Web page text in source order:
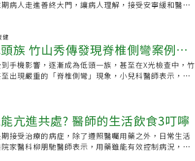
解什麼是好的臨終，才能在真正需要面對時，做出不
家中善終，而不必為了醫療資源而奔波醫院。醫療有
旅程「醫療是有限的，但愛與陪伴是無限的。」這是
。每一位病人與家屬，無論疾病或背景，都值得被尊
更多家醫科醫師的投入，讓安寧緩和走進社區、走進
醫療發展，並加強與國際間的交流合作。學會通過舉
師制度等，提升全民健康水準，並積極輔導教學醫院
民提供更貼心的醫療服務。官方網站｜更多文章【慢
匆忙，不吃早餐會影響血糖控制嗎？為什麼洗腎的人
方法？提供最接近病友真實疑問的慢病衛教資訊，與
到節慶的歡愉。何清幼提到，忠孝院區特色醫療，包
服務。多吃蔬果養生 足夠蛋白質少澱粉忙碌之餘，何
不可能的任務」，好比醫療工作也有許多不可能的任
有辦法解決。她每天運動，快走、桌球都難不倒，還
走就走的小旅行、一日城市散策、登山或國內外旅
紓壓。何清幼的養生之道，是多吃青菜和水果、攝取
北市立聯合醫院忠孝院區院長、忠孝院區家醫科專任
大學醫療機構管理研究所碩士、國立陽明醫學院（現
系醫學士● 經歷：北市聯醫林森中醫昆明院區院長、
部部長、家庭醫學科主任，台灣家庭醫學醫學會常務
眾身體不舒服時，常常不知道該找哪一科，找了專科
題館】名家專欄台灣家庭醫學醫學會台灣家庭醫學醫
究、專科醫師培訓與基層醫療發展，並加強與國際間
學術研討會、推動家庭醫師制度等，提升全民健康水
立家庭醫學科，為社區居民提供更貼心的醫療服務。
好日子】糖友早上出門太匆忙，不吃早餐會影響血糖
YouTube📍專屬訂閱>>慢病好日子電子報📍追蹤加入
粉絲團
斷和治療更快速精準，也避免可能的重複檢查和用藥
推動家庭醫學研究、專科醫師培訓與基層醫療發展，
。學會通過舉辦學術研討會、推動家庭醫師制度等，
輔導教學醫院設立家庭醫學科，為社區居民提供更貼
更多文章【慢病好日子】糖友早上出門太匆忙，不吃
看影音&gt;&gt;慢病好日子YouTube 📍專屬訂閱
📍追蹤加入&gt;&gt;慢病好日子-一起最愛問粉絲團
病人走進善終大門，讓病人理解，接受安寧緩和醫療
時，幾度紅了眼眶。蔡兆勳說，有一對老夫妻都是家
同家人，幾年前老先生患口腔癌，最後照護過程因為
當痛苦，因此建議老先生最後一哩路採取安寧緩和醫
得安詳、有尊嚴。某一天老先生的遺孀帶讀大學的孫
蔡醫師說感謝，他讓阿公好走」，離開診間前，老婦
苦，窮人怎麼辦…」這是一名財力雄厚的老翁告訴蔡
前，只有學習面對，無關財富。這名老翁收治在VIP病
管，直嘆痛不欲生，蔡兆勳協助他與腫瘤科醫師、家
人懂我、與我同在」，也順利將鼻胃管移除，從愁容
健
族 竹山秀傳發現脊椎側彎案例增
手機影響，逐漸成為低頭一族，甚至在X光檢查中，竹
出現嚴重的「脊椎側彎」現象，小兒科醫師表示，低
中小學一、四、七年級，分別進行學童健康檢查，每
少，但學生數都在遞減，只是健檢中心發現最近幾年
子越來越多，如果嚴重還需要到復健科矯正。可能是
醫師高萬清說，每次校園學童健檢後，醫院來了很多
童健檢做了20多年，除學童齲齒及視力外，近年出現
亢進共處? 醫師的生活飲食3叮嚀
接受治療的病症，除了遵照醫囑用藥之外，日常生活
家醫科柳朋馳醫師表示，用藥雖能有效控制病況，但